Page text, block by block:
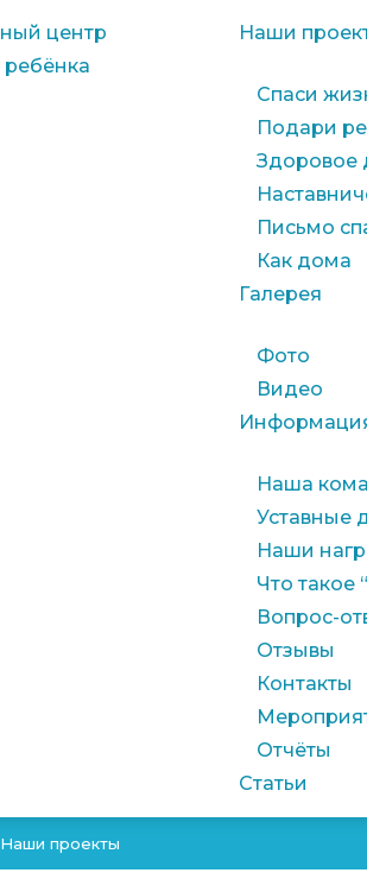
Наши
Спаси
Подари
Здоровое
Письмо
Как дома
Галерея
Фото
Видео
Наша
Уставные
Наши
Что такое
Вопрос-
Отзывы
Контакты
Отчёты
Статьи
Наши проекты